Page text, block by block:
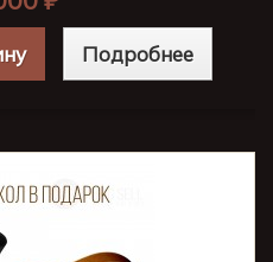
Подробнее